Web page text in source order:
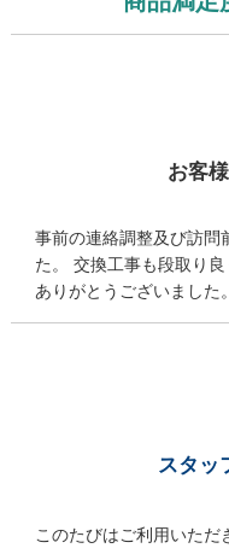
お客
事前の連絡調整及び訪問
た。 交換工事も段取り
ありがとうございました。
スタッ
このたびはご利用いただ